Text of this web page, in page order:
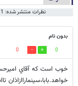
نظرات منتشر شده: 1
بدون نام
0
0
خوب است كه آقاي
خواهد.بابا،سينماراازاذان